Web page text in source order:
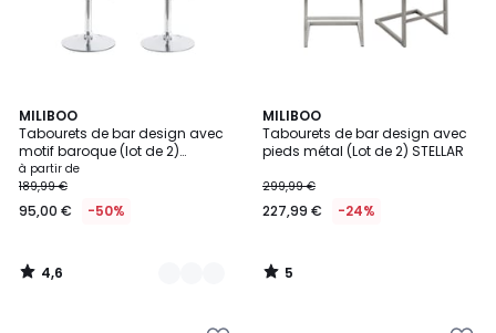
MILIBOO
Tabourets de bar design avec
motif baroque (lot de 2)
BAROCCA
à partir de
189,99 €
95,00 € -50%
4,6
/ 5
2
Couleurs
4,6
/
MILIBOO
Tabourets de bar design avec
pieds métal (Lot de 2) STELLAR
299,99 €
227,99 € -24%
5
/
5
5
/